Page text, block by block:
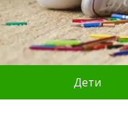
Дети